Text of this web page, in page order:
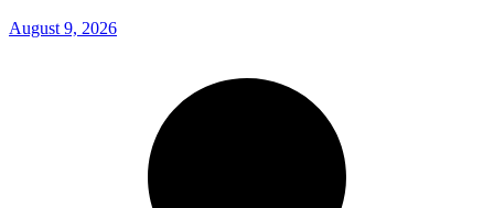
August 9, 2026